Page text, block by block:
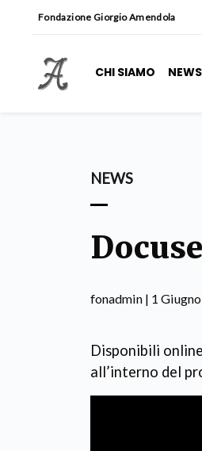
Fondazione Giorgio Amendola
CHI SIAMO NEWS
NEWS
fonadmin | 1
Disponibili
all’interno del